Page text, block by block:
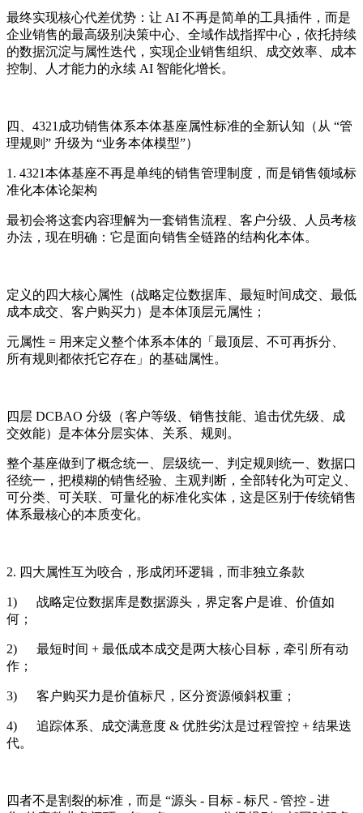
最终实现核心代差优势：让 AI 不再是简单的工具插件，而是
企业销售的最高级别决策中心、全域作战指挥中心，依托持续
的数据沉淀与属性迭代，实现企业销售组织、成交效率、成本
控制、人才能力的永续 AI 智能化增长。
四、4321成功销售体系本体基座属性标准的全新认知（从 “管
理规则” 升级为 “业务本体模型”）
1. 4321本体基座不再是单纯的销售管理制度，而是销售领域标
准化本体论架构
最初会将这套内容理解为一套销售流程、客户分级、人员考核
办法，现在明确：它是面向销售全链路的结构化本体。
定义的四大核心属性（战略定位数据库、最短时间成交、最低
成本成交、客户购买力）是本体顶层元属性；
元属性 = 用来定义整个体系本体的「最顶层、不可再拆分、
所有规则都依托它存在」的基础属性。
四层 DCBAO 分级（客户等级、销售技能、追击优先级、成
交效能）是本体分层实体、关系、规则。
整个基座做到了概念统一、层级统一、判定规则统一、数据口
径统一，把模糊的销售经验、主观判断，全部转化为可定义、
可分类、可关联、可量化的标准化实体，这是区别于传统销售
体系最核心的本质变化。
2. 四大属性互为咬合，形成闭环逻辑，而非独立条款
1) 战略定位数据库是数据源头，界定客户是谁、价值如
何；
2) 最短时间 + 最低成本成交是两大核心目标，牵引所有动
作；
3) 客户购买力是价值标尺，区分资源倾斜权重；
4) 追踪体系、成交满意度 & 优胜劣汰是过程管控 + 结果迭
代。
四者不是割裂的标准，而是 “源头 - 目标 - 标尺 - 管控 - 进